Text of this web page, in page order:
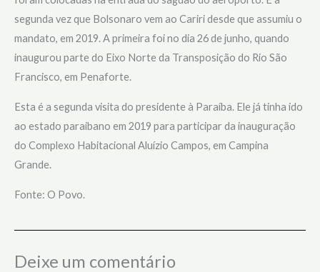
segunda vez que Bolsonaro vem ao Cariri desde que assumiu o
mandato, em 2019. A primeira foi no dia 26 de junho, quando
inaugurou parte do Eixo Norte da Transposição do Rio São
Francisco, em Penaforte.
Esta é a segunda visita do presidente à Paraíba. Ele já tinha ido
ao estado paraibano em 2019 para participar da inauguração
do Complexo Habitacional Aluízio Campos, em Campina
Grande.
Fonte: O Povo.
Deixe um comentário